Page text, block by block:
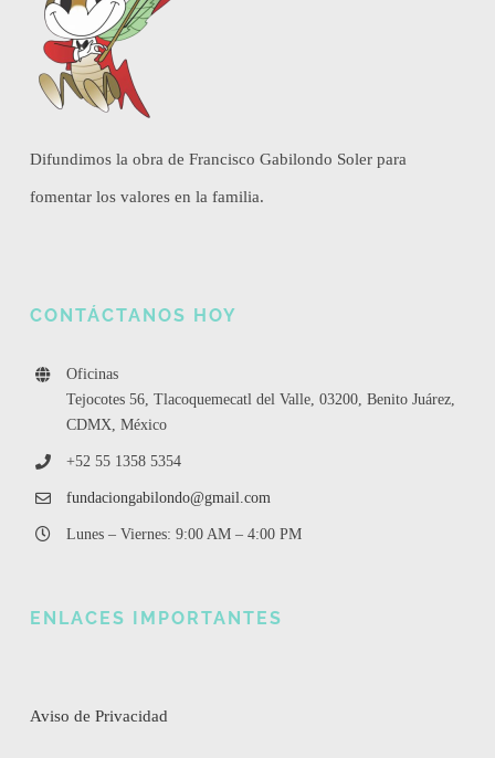
Difundimos la obra de Francisco Gabilondo Soler para
fomentar los valores en la familia.
CONTÁCTANOS HOY
Oficinas
Tejocotes 56, Tlacoquemecatl del Valle, 03200, Benito Juárez,
CDMX, México
+52 55 1358 5354
fundaciongabilondo@gmail.com
Lunes – Viernes: 9:00 AM – 4:00 PM
ENLACES IMPORTANTES
Aviso de Privacidad